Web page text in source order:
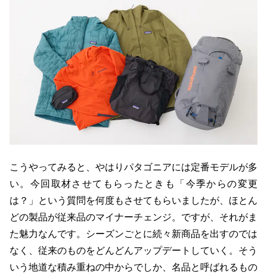
こうやってみると、やはりパタゴニアには定番モデルが多
い。今回取材させてもらったときも「今季からの変更
は？」という質問を何度もさせてもらいましたが、ほとん
どの製品が従来品のマイナーチェンジ。ですが、それがま
た魅力なんです。シーズンごとに続々新商品を出すのでは
なく、従来のものをどんどんアップデートしていく。そう
いう地道な積み重ねの中からでしか、名品と呼ばれるもの